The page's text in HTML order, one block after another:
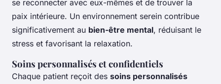
se reconnecter avec eux-mêmes et de trouver la
paix intérieure. Un environnement serein contribue
significativement au bien-être mental, réduisant le
stress et favorisant la relaxation.
Soins personnalisés et confidentiels
Chaque patient reçoit des soins personnalisés